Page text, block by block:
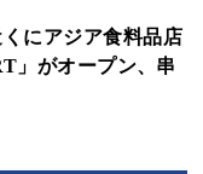
くにアジア食料品店
」がオープン、串